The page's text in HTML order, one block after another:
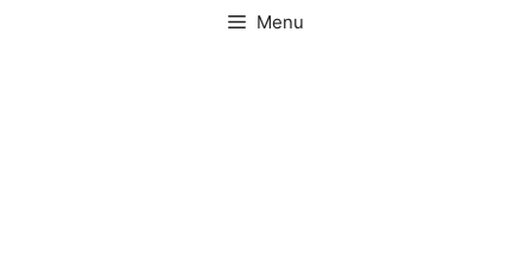
Menu